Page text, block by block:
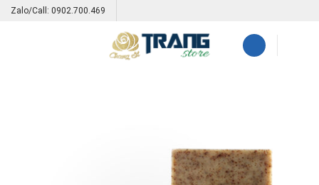
SkipZalo/Call: 0902.700.469